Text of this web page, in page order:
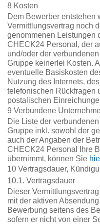
8 Kosten
Dem Bewerber entstehen
Vermittlungsvertrag noch
genommenen Leistungen
CHECK24 Personal, der
und/oder der
Gruppe keinerlei Kosten.
eventuelle Basiskosten
Nutzung des Internets,
telefonischen Rückfragen
postalischen
9 Verbundene
Die Liste der
Gruppe inkl. sowohl der
auch der Angaben der
CHECK24 Personal Ihre
übernimmt, können Sie
10 Vertragsdauer,
10.1. Vertragsdauer
Dieser
mit der aktiven
Bewerbung seitens des
sofern er nicht von einer